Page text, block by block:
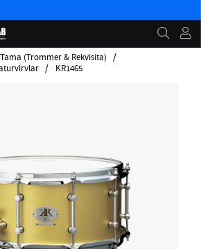
Tama (Trommer & Rekvisita)
KR1465